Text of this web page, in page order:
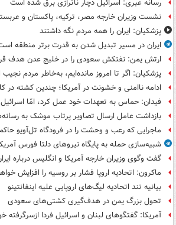
رسانه عبری: اسرائیل دچار ناترازی برق شده است
نشست وزیران خارجه مصر، ترکیه، پاکستان و
پزشکیان: ایران را همه مردم نگه داشتند
ایران در مسیر تبدیل شدن به قدرت برتر منطقه
ارتش یمن: نفتکش سعودی را در خلیج عدن هدف
پزشکیان: اگر تا امروز مانده‌ایم، به‌خاطر مردم
ادامه ناامنی و خشونت در آمریکا؛ چندین کشته در
فیدان: حماس به تعهدات خود عمل کرد، امّا
بازداشت عامل ارسال تصاویر پرتاب موشک به
ماجرایی که رعب و وحشت را در فرودگاه تل‌آویو
شبیه‌سازی حمله به پایگاه نیروهای دلتا فورس
گفت وگوی وزیران خارجه آمریکا و انگلیس درباره
ماکرون: اتحادیه اروپا فشار بر روسیه را افزایش
بیانیه تند اتحادیه لیگ‌های اروپایی علیه اینفانتینو
تحول بزرگ یمن در هدف‌گیری کشتی‌های سعودی
آمریکا: گفتگوهای لبنان و اسرائیل فردا ازسرگرفته